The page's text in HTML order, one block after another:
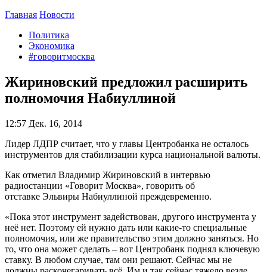
Главная Новости
Политика
Экономика
#говоритмосква
Жириновский предложил расширить
полномочия Набиуллиной
12:57 Дек. 16, 2014
Лидер ЛДПР считает, что у главы Центробанка не осталось
инструментов для стабилизации курса национальной валюты.
Как отметил Владимир Жириновский в интервью
радиостанции «Говорит Москва», говорить об
отставке Эльвиры Набиуллиной преждевременно.
«Пока этот инструмент задействован, другого инструмента у
неё нет. Поэтому ей нужно дать или какие-то специальные
полномочия, или же правительство этим должно заняться. Но
то, что она может сделать – вот Центробанк поднял ключевую
ставку. В любом случае, там они решают. Сейчас мы не